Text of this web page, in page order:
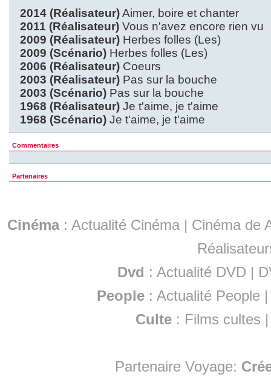
2014 (Réalisateur)Aimer, boire et chanter
2011 (Réalisateur) Vous n'avez encore rien vu
2009 (Réalisateur) Herbes folles (Les)
2009 (Scénario) Herbes folles (Les)
2006 (Réalisateur) Coeurs
2003 (Réalisateur) Pas sur la bouche
2003 (Scénario) Pas sur la bouche
1968 (Réalisateur) Je t'aime, je t'aime
1968 (Scénario) Je t'aime, je t'aime
Commentaires
Partenaires
Cinéma: Actualité Cinéma | Cinéma de
Dvd : Actualité DVD |
People :Actualité People
Culte : Films cultes
Partenaire Voyage: